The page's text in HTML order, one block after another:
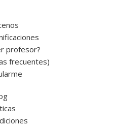
profesor?
frecuentes)